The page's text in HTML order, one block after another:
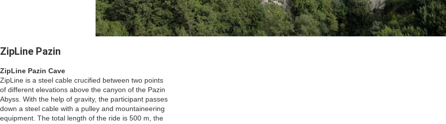
ZipLine Pazin
ZipLine Pazin Cave
ZipLine is a steel cable crucified between two points
of different elevations above the canyon of the Pazin
Abyss. With the help of gravity, the participant passes
down a steel cable with a pulley and mountaineering
equipment. The total length of the ride is 500 m, the